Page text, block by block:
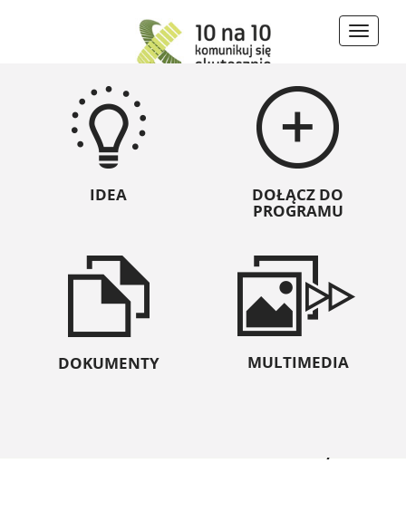
Toggle
IDEA DOŁĄCZ DO
PROGRAMU
DOKUMENTY MULTIMEDIA
10 na 10 –